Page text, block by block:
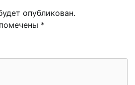
опубликован.
*